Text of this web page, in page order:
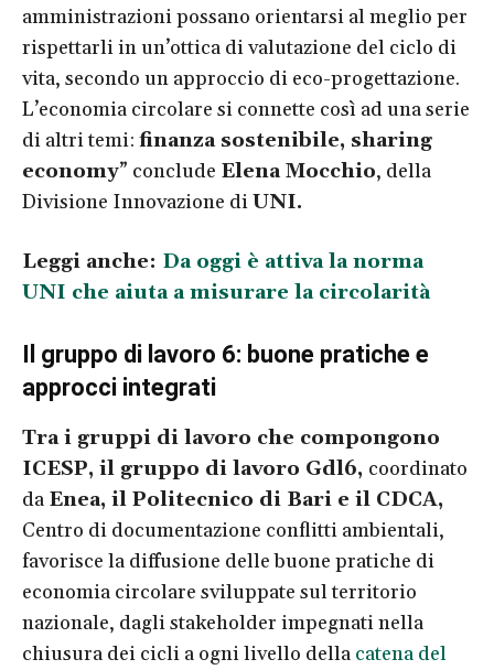
amministrazioni possano orientarsi al meglio per
rispettarli in un’ottica di valutazione del ciclo di
vita, secondo un approccio di eco-progettazione.
L’economia circolare si connette così ad una serie
di altri temi: finanza sostenibile, sharing
economy” conclude Elena Mocchio, della
Divisione Innovazione diUNI.
Leggi anche: Da oggi è attiva la norma
UNI che aiuta a misurare la circolarità
Il gruppo di lavoro 6: buone pratiche e
approcci integrati
Tra i gruppi di lavoro che compongono
ICESP, il gruppo di lavoro Gdl6, coordinato
da Enea, il Politecnico di Bari e il CDCA,
Centro di documentazione conflitti ambientali,
favorisce la diffusione delle buone pratiche di
economia circolare sviluppate sul territorio
nazionale, dagli stakeholder impegnati nella
chiusura dei cicli a ogni livello della catena del